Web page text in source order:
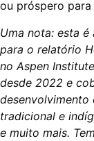
ou próspero para
Uma nota: esta
para o relatório
no Aspen
desde 2022 e
desenvolvimento
tradicional e
e muito mais.